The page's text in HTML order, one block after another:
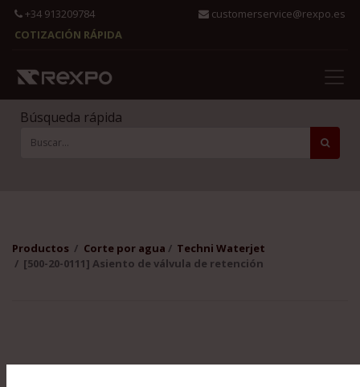
+34 913209784
customerservice@rexpo.es
COTIZACIÓN RÁPIDA
Búsqueda rápida
Productos Corte por agua
Techni Waterjet
[500-20-0111] Asiento de válvula de retención